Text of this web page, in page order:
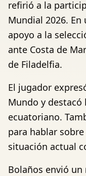
refirió a la
Mundial 2026.
apoyo a la
ante Costa de
de Filadelfia.
El jugador
Mundo y
ecuatoriano.
para hablar
situación actual
Bolaños envió un